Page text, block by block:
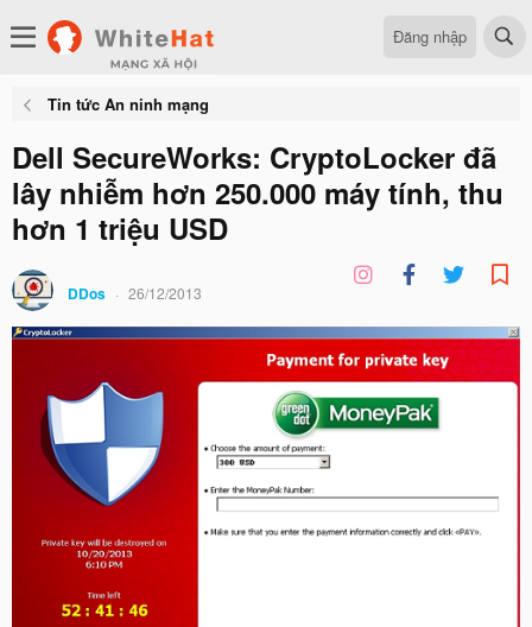
Đăng nhập
Tin tức An ninh mạng
Dell SecureWorks: CryptoLocker đã
lây nhiễm hơn 250.000 máy tính, thu
hơn 1 triệu USD
DDos 26/12/2013